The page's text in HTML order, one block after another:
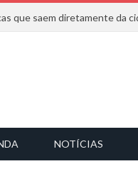
NOTÍCIAS